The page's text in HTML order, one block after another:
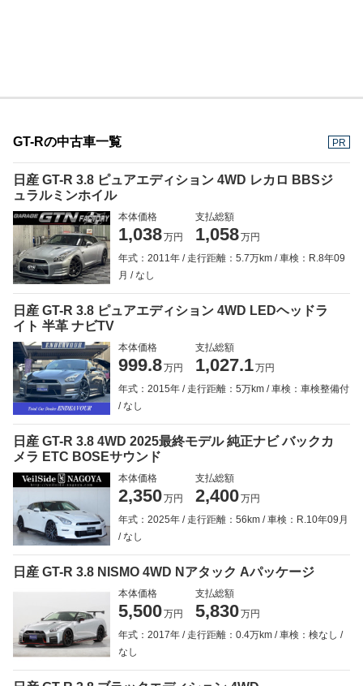
GT-Rの中古車一覧 PR
日産 GT-R 3.8 ピュアエディション 4WD レカロ BBSジ
ュラルミンホイル
本体価格
1,038万円
支払総額
1,058万円
年式：2011年
走行距離：5.7万km
車検：R.8年09
月
なし
日産 GT-R 3.8 ピュアエディション 4WD LEDヘッドラ
イト 半革 ナビTV
本体価格
999.8万円
支払総額
1,027.1万円
年式：2015年
走行距離：5万km
車検：車検整備付
なし
日産 GT-R 3.8 4WD 2025最終モデル 純正ナビ バックカ
メラ ETC BOSEサウンド
本体価格
2,350万円
支払総額
2,400万円
年式：2025年
走行距離：56km
車検：R.10年09月
なし
日産 GT-R 3.8 NISMO 4WD Nアタック Aパッケージ
本体価格
5,500万円
支払総額
5,830万円
年式：2017年
走行距離：0.4万km
車検：検なし
なし